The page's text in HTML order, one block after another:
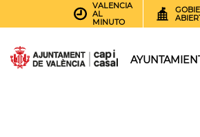
VALENCIA
AL
MINUTO